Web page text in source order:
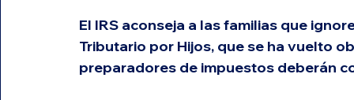
El IRS aconseja a las familias que
Tributario por Hijos, que se ha vuelto
preparadores de impuestos deberán